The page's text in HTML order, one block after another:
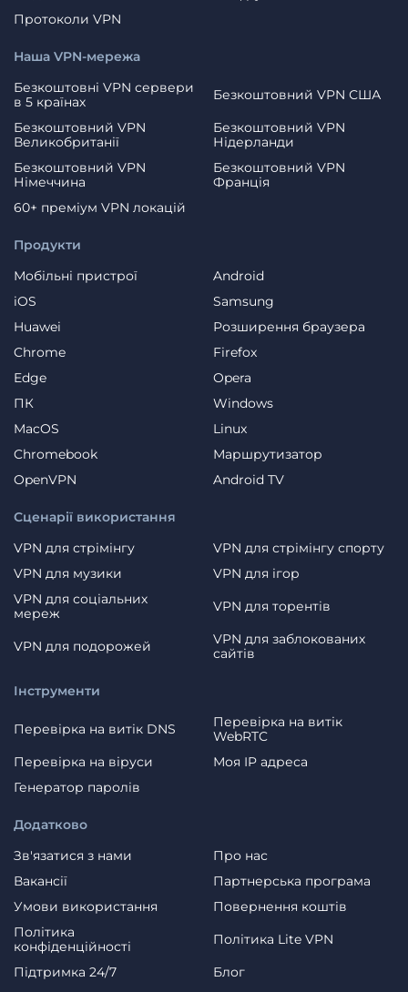
Протоколи VPN
Продукти
Мобільні пристрої
Android
iOS
Samsung
Huawei
Розширення браузера
Chrome
Firefox
Edge
Opera
ПК
Windows
MacOS
Linux
Chromebook
Маршрутизатор
OpenVPN
Android TV
Сценарії використання
VPN для стрімінгу
VPN для стрімінгу спорту
VPN для музики
VPN для ігор
VPN для соціальних
мереж
VPN для торентів
VPN для подорожей
VPN для заблокованих
сайтів
Додатково
Зв'язатися з нами
Про нас
Вакансії
Партнерська програма
Умови використання
Повернення коштів
Політика
конфіденційності
Політика Lite VPN
Пiдтримка 24/7
Блог
Наша VPN-мережа
Безкоштовні VPN сервери
в 5 країнах
Безкоштовний VPN США
Безкоштовний VPN
Великобританії
Безкоштовний VPN
Нідерланди
Безкоштовний VPN
Німеччина
Безкоштовний VPN
Франція
60+ преміум VPN локацій
Інструменти
Перевірка на витік DNS
Перевірка на витік
WebRTC
Перевірка на віруси
Моя IP адреса
Генератор паролів